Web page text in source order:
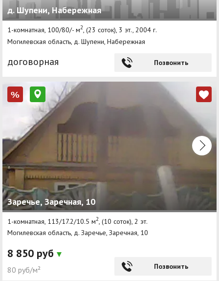
д. Шупени, Набережная
1-комнатная, 100/80/- м2, (23 соток), 3 эт., 2004 г.
Могилевская область, д. Шупени, Набережная
договорная Позвонить
%
Заречье, Заречная, 10
1-комнатная, 113/17.2/10.5 м2 , (10 соток), 2 эт.
Могилевская область, д. Заречье, Заречная, 10
8 850 руб
80 руб/м² Позвонить